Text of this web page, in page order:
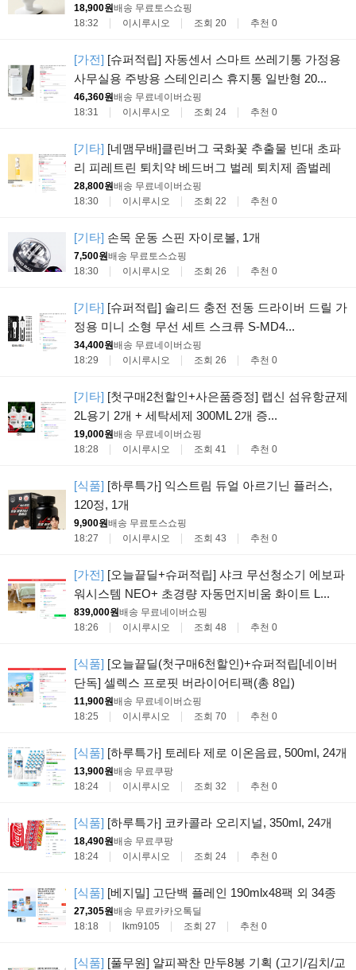
18,900원배송 무료 토스쇼핑
18:32
이시루시오 조회 20 추천 0
[가전] [슈퍼적립] 자동센서 스마트 쓰레기통 가정용
사무실용 주방용 스테인리스 휴지통 일반형 20...
46,360원배송 무료네이버쇼핑
18:31
이시루시오 조회 24 추천 0
[기타] [네맴무배]클린버그 국화꽃 추출물 빈대 초파
리 피레트린 퇴치약 베드버그 벌레 퇴치제 좀벌레
28,800원배송 무료네이버쇼핑
18:30
이시루시오 조회 22 추천 0
[기타] 손목 운동 스핀 자이로볼, 1개
7,500원배송 무료 토스쇼핑
18:30
이시루시오 조회 26 추천 0
[기타] [슈퍼적립] 솔리드 충전 전동 드라이버 드릴 가
정용 미니 소형 무선 세트 스크류 S-MD4...
34,400원배송 무료네이버쇼핑
18:29
이시루시오 조회 26 추천 0
[기타] [첫구매2천할인+사은품증정] 랩신 섬유항균제
2L용기 2개 + 세탁세제 300ML 2개 증...
19,000원배송 무료네이버쇼핑
18:28
이시루시오 조회 41 추천 0
[식품] [하루특가] 익스트림 듀얼 아르기닌 플러스,
120정, 1개
9,900원배송 무료 토스쇼핑
18:27
이시루시오 조회 43 추천 0
[가전] [오늘끝딜+슈퍼적립] 샤크 무선청소기 에보파
워시스템 NEO+ 초경량 자동먼지비움 화이트 L...
839,000원배송 무료네이버쇼핑
18:26
이시루시오 조회 48 추천 0
[식품] [오늘끝딜(첫구매6천할인)+슈퍼적립[네이버
단독] 셀렉스 프로핏 버라이어티팩(총 8입)
11,900원배송 무료네이버쇼핑
18:25
이시루시오 조회 70 추천 0
[식품] [하루특가] 토레타 제로 이온음료, 500ml, 24개
13,900원배송 무료 쿠팡
18:24
이시루시오 조회 32 추천 0
[식품] [하루특가] 코카콜라 오리지널, 350ml, 24개
18,490원배송 무료 쿠팡
18:24
이시루시오 조회 24 추천 0
[식품] [베지밀] 고단백 플레인 190mlx48팩 외 34종
27,305원배송 무료 카카오톡딜
18:18
lkm9105 조회 27 추천 0
[식품] [풀무원] 얄피꽉찬 만두8봉 기획 (고기/김치/교